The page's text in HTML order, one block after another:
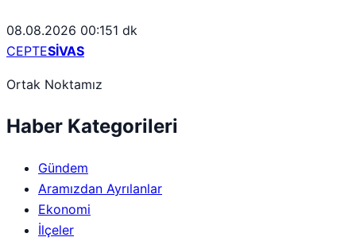
08.08.2026 00:151 dk
CEPTESİVAS
Ortak Noktamız
Haber Kategorileri
Gündem
Aramızdan Ayrılanlar
Ekonomi
İlçeler